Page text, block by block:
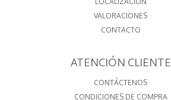
VALORACIONES
CONTACTO
ATENCIÓN CLIENTE
CONTÁCTENOS
CONDICIONES DE COMPRA